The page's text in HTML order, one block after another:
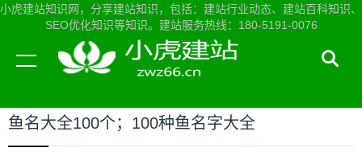
小虎建站知识网，分享建站知识，包括：建站行业动态、建站百科知识、
SEO优化知识等知识。建站服务热线：180-5191-0076
当前位置：小虎建站知识网首页>建站百科知识
鱼名大全100个；100种鱼名字大全